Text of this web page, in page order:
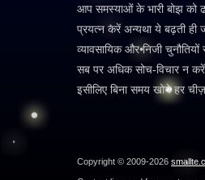
आप समस्याओं के भारी बोझ को
प्रयत्न करें अन्यथा ये बढ़ती ही
व्यावसायिक और निजी
सब पर अधिक सोच-विचार न करें
इसीलिए बिना समय खोये हर
Copyright © 2009-2026